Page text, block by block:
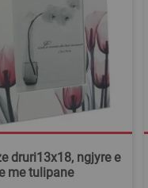
druri13x18, ngjyre e
me tulipane